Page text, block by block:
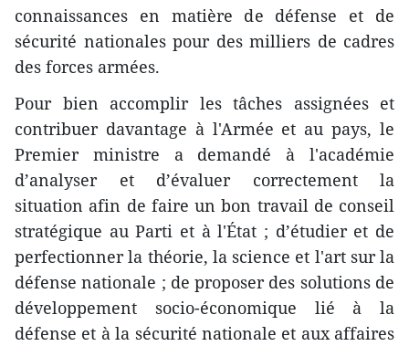
connaissances en matière de défense et de
sécurité nationales pour des milliers de cadres
des forces armées.
Pour bien accomplir les tâches assignées et
contribuer davantage à l'Armée et au pays, le
Premier ministre a demandé à l'académie
d’analyser et d’évaluer correctement la
situation afin de faire un bon travail de conseil
stratégique au Parti et à l'État ; d’étudier et de
perfectionner la théorie, la science et l'art sur la
défense nationale ; de proposer des solutions de
développement socio-économique lié à la
défense et à la sécurité nationale et aux affaires